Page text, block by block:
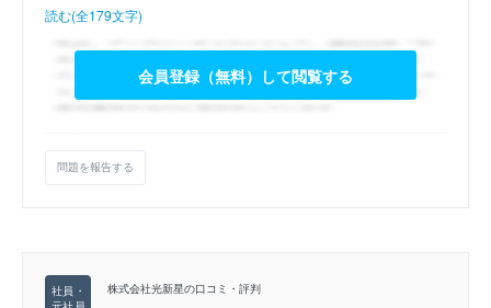
読む(全179文字)
会員登録（無料）して閲覧する
問題を報告する
株式会社光新星の口コミ・評判